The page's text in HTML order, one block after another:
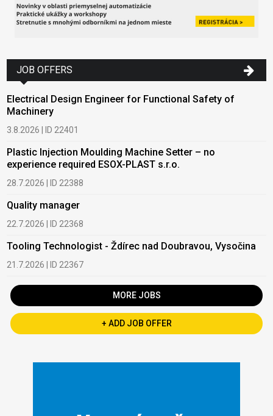
JOB OFFERS
Electrical Design Engineer for Functional Safety of
Machinery
3.8.2026 | ID 22401
Plastic Injection Moulding Machine Setter – no
experience required ESOX-PLAST s.r.o.
28.7.2026 | ID 22388
Quality manager
22.7.2026 | ID 22368
Tooling Technologist - Ždírec nad Doubravou, Vysočina
21.7.2026 | ID 22367
MORE JOBS
+ ADD JOB OFFER